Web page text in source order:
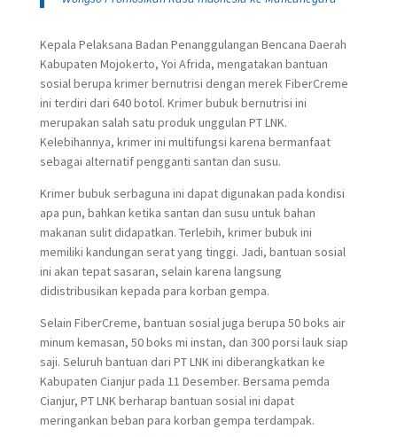
Kepala Pelaksana Badan Penanggulangan Bencana Daerah
Kabupaten Mojokerto, Yoi Afrida, mengatakan bantuan
sosial berupa krimer bernutrisi dengan merek FiberCreme
ini terdiri dari 640 botol. Krimer bubuk bernutrisi ini
merupakan salah satu produk unggulan PT LNK.
Kelebihannya, krimer ini multifungsi karena bermanfaat
sebagai alternatif pengganti santan dan susu.
Krimer bubuk serbaguna ini dapat digunakan pada kondisi
apa pun, bahkan ketika santan dan susu untuk bahan
makanan sulit didapatkan. Terlebih, krimer bubuk ini
memiliki kandungan serat yang tinggi. Jadi, bantuan sosial
ini akan tepat sasaran, selain karena langsung
didistribusikan kepada para korban gempa.
Selain FiberCreme, bantuan sosial juga berupa 50 boks air
minum kemasan, 50 boks mi instan, dan 300 porsi lauk siap
saji. Seluruh bantuan dari PT LNK ini diberangkatkan ke
Kabupaten Cianjur pada 11 Desember. Bersama pemda
Cianjur, PT LNK berharap bantuan sosial ini dapat
meringankan beban para korban gempa terdampak.